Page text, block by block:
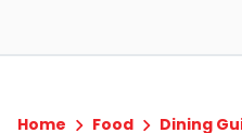
Home Food Dining